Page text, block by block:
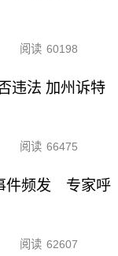
阅读 60198
违法 加州诉特
阅读 66475
件频发 专家呼
阅读 62607